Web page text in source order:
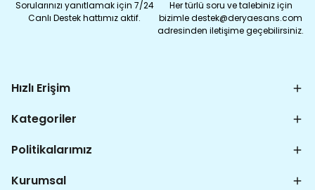
Sorularınızı yanıtlamak için 7/24
Canlı Destek hattımız aktif.
Her türlü soru ve talebiniz için
bizimle destek@deryaesans.com
adresinden iletişime geçebilirsiniz.
Hızlı Erişim
Kategoriler
Politikalarımız
Kurumsal